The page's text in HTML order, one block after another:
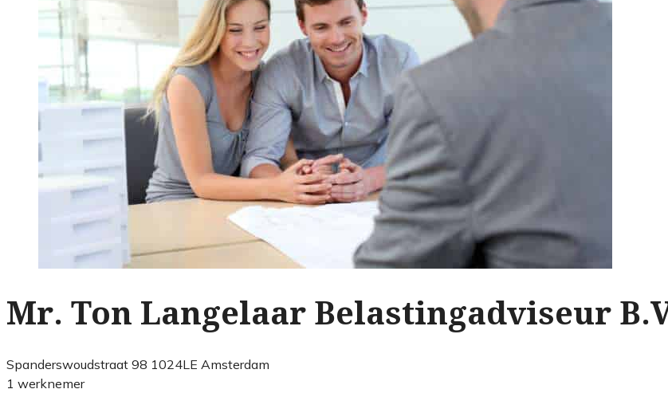
Mr. Ton Langelaar Belastingadviseur
Spanderswoudstraat 98 1024LE Amsterdam
1 werknemer